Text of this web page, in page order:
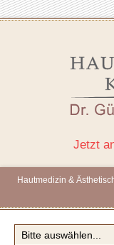
Jetzt
Hautmedizin &